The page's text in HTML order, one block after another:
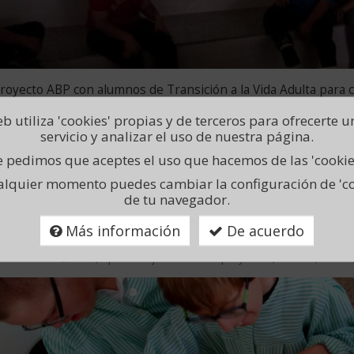
ABP con alumnos de Transición a la Vida Adulta para
su autoestima, ser capaces de presentarse en público y
MÁS
Basado en
artículo
hablamos
de:
utiliza 'cookies' propias y de terceros para ofrecerte
servicio y analizar el uso de nuestra página.
pedimos que aceptes el uso que hacemos de las
momento puedes cambiar la configuración de
de tu navegador.
Más información De acuerdo